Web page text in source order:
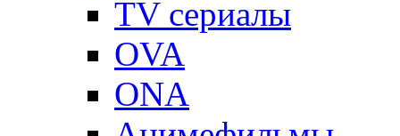
TV сериалы
OVA
ONA